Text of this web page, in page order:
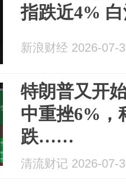
指跌近4%
新浪财经 2026-07-
特朗普又开
中重挫6%，
跌……
清流财记 2026-07-